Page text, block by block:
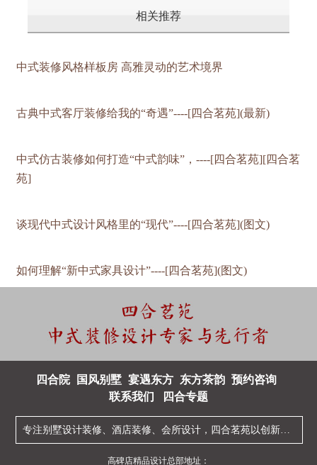
相关推荐
中式装修风格样板房 高雅灵动的艺术境界
古典中式客厅装修给我的“奇遇”----[四合茗苑](最新)
中式仿古装修如何打造“中式韵味”，----[四合茗苑][四合茗
苑]
谈现代中式设计风格里的“现代”----[四合茗苑](图文)
如何理解“新中式家具设计”----[四合茗苑](图文)
四合院 国风别墅 宴遇东方 东方茶韵 预约咨询
联系我们
四合专题
专注别墅设计装修 、酒店装修 、会所设计 ，四合茗苑以创新型的
高碑店精品设计总部地址：